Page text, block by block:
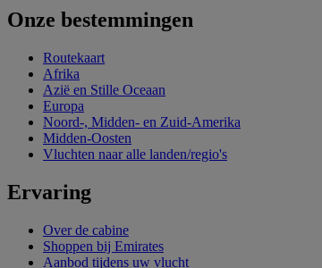
Onze bestemmingen
Routekaart
Afrika
Azië en Stille Oceaan
Europa
Noord-, Midden- en Zuid-Amerika
Midden-Oosten
Vluchten naar alle landen/regio's
Ervaring
Over de cabine
Shoppen bij Emirates
Aanbod tijdens uw vlucht